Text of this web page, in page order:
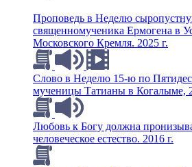
Проповедь в Неделю
священномученика Ермогена в
Московского Кремля. 2025 г.
Слово в Неделю 15-ю по
мученицы Татианы в Когалыме,
Любовь к Богу должна
человеческое естество. 2016 г.